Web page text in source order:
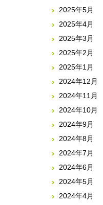
2025年5月
2025年4月
2025年3月
2025年2月
2025年1月
2024年12月
2024年11月
2024年10月
2024年9月
2024年8月
2024年7月
2024年6月
2024年5月
2024年4月